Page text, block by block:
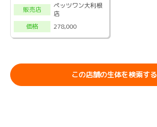
販売店
ペッツワン大利根
店
価格
278,000
この店舗の生体を検索する